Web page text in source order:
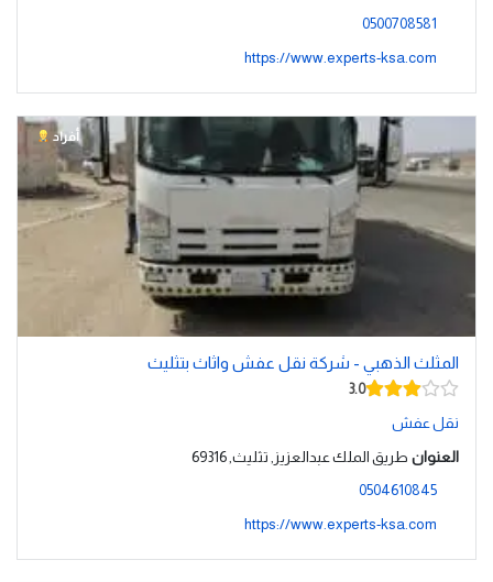
0500708581
https://www.experts-ksa.com
أفراد
المثلث الذهبي - شركة نقل عفش واثاث بتثليث
3.0
نقل عفش
العنوان طريق الملك عبدالعزيز, تثليث, 69316
0504610845
https://www.experts-ksa.com